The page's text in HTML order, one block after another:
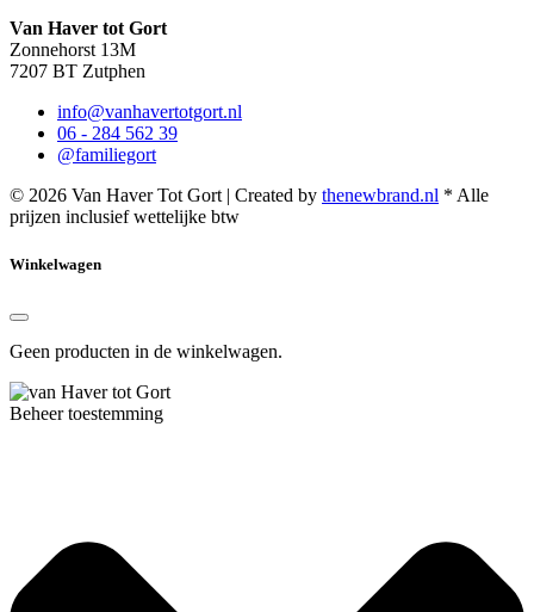
Van Haver tot Gort
Zonnehorst 13M
7207 BT Zutphen
info@vanhavertotgort.nl
06 - 284 562 39
@familiegort
© 2026 Van Haver Tot Gort | Created by thenewbrand.nl * Alle
prijzen inclusief wettelijke btw
Winkelwagen
Geen producten in de winkelwagen.
Beheer toestemming